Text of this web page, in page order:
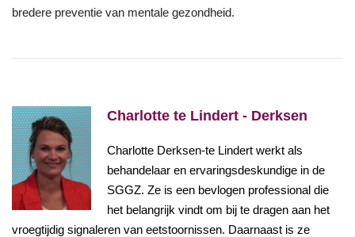
bredere preventie van mentale gezondheid.
Charlotte te Lindert - Derksen
Charlotte Derksen-te Lindert werkt als
behandelaar en ervaringsdeskundige in de
SGGZ. Ze is een bevlogen professional die
het belangrijk vindt om bij te dragen aan het
vroegtijdig signaleren van eetstoornissen. Daarnaast is ze